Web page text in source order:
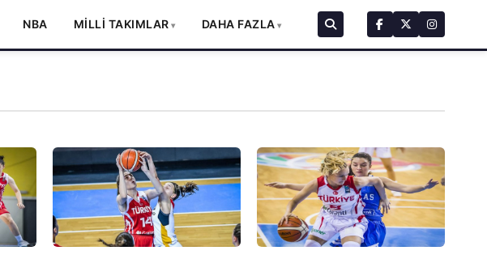
NBA MİLLİ TAKIMLAR DAHA FAZLA